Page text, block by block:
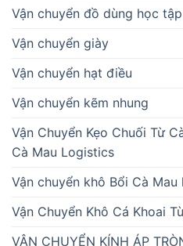
Vận chuyển đồ dùng học
Vận chuyển giày
Vận chuyển hạt điều
Vận chuyển kẽm nhung
Vận Chuyển Kẹo Chuối Từ
Cà Mau Logistics
Vận chuyển khô Bổi Cà Mau
Vận Chuyển Khô Cá Khoai
VẬN CHUYỂN KÍNH ÁP